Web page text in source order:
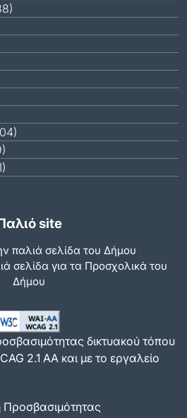
site
παλιά σελίδα του Δήμου
σελίδα για τα Προσχολικά του
Δήμου
δικτυακού τόπου
2.1 AA και με το εργαλείο